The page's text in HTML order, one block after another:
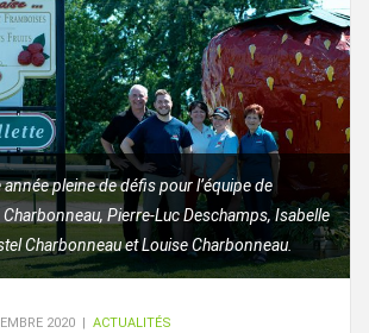
année pleine de défis pour l’équipe de
Pierre-Luc Deschamps, Isabelle
Charbonneau et Louise Charbonneau.
2020 ACTUALITÉS